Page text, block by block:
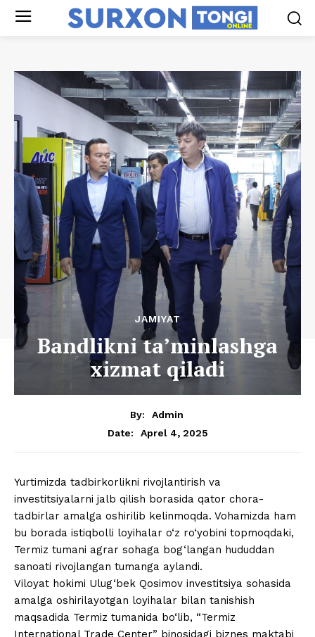
JAMIYAT
Bandlikni ta’minlashga
xizmat qiladi
By:
Admin
Date:
Aprel 4, 2025
Yurtimizda tadbirkorlikni rivojlantirish va
investitsiyalarni jalb qilish borasida qator chora-
tadbirlar amalga oshirilib kelinmoqda. Vohamizda ham
bu borada istiqbolli loyihalar o‘z ro‘yobini topmoqdaki,
Termiz tumani agrar sohaga bog‘langan hududdan
sanoati rivojlangan tumanga aylandi.
Viloyat hokimi Ulug‘bek Qosimov investitsiya sohasida
amalga oshirilayotgan loyihalar bilan tanishish
maqsadida Termiz tumanida bo‘lib, “Termiz